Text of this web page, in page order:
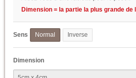
Dimension = la partie la plus grande de
Sens Normal Inverse
Dimension